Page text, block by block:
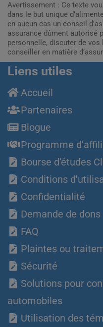
Avertissement : Ce texte
dans le but unique
en aucun cas un conseil
assurance dûment autorisé
personnelle, discuter de
conseiller en matière
Liens utiles
Accueil
Partenaires
Blogue
Programme
Bourse d’études
Conditions
Confidentialité
Demande de
FAQ
Plaintes ou
Sécurité
Solutions pour
automobiles
Utilisation des